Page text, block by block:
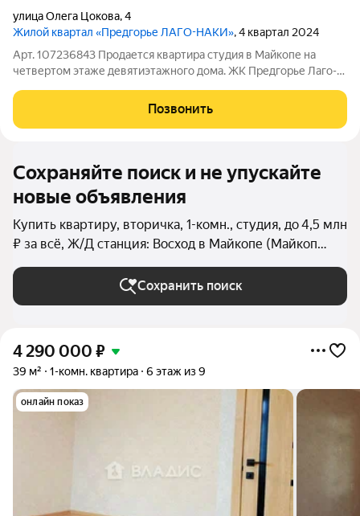
улица Олега Цокова,4
Жилой квартал «Предгорье ЛАГО-НАКИ», 4 квартал 2024
Арт. 107236843 Продается квартира студия в Майкопе на
четвертом этаже девятиэтажного дома. ЖК Предгорье Лаго-
ремонтом в светлых тонах от застройщика. Натяжные потолки,
линолеум, МПО, обои,
Позвонить
Сохраняйте поиск и не упускайте
новые объявления
Купить квартиру, вторичка, 1-комн., студия, до 4,5 млн
₽ за всё, Ж/Д станция: Восход в Майкопе (Майкоп
(городской округ))
Сохранить поиск
4 290 000 ₽
39 м² 1-комн. квартира 6 этаж из 9
онлайн показ